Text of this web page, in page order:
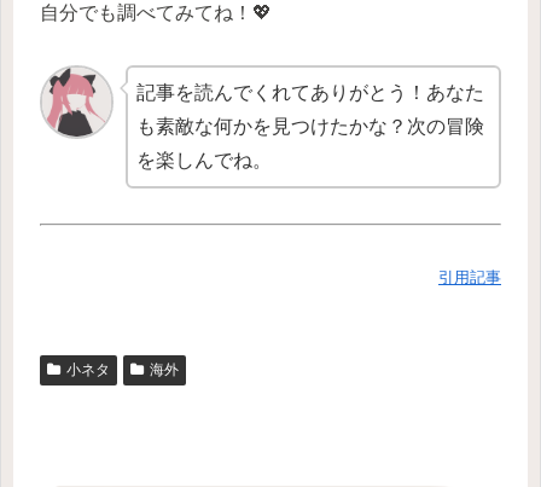
自分でも調べてみてね！💖
記事を読んでくれてありがとう！あなた
も素敵な何かを見つけたかな？次の冒険
を楽しんでね。
引用記事
小ネタ 海外